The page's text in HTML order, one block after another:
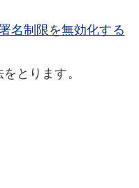
名制限を無効化する
とります。